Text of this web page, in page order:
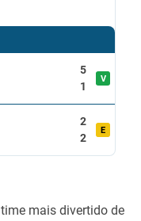
5
1
V
2
2
E
mais divertido de